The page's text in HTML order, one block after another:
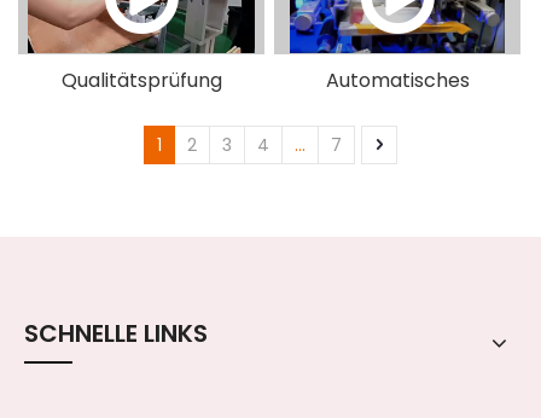
Qualitätsprüfung
Automatisches
Drucken und
umfassende Inspektion
1 2 3 4 ... 7
SCHNELLE LINKS